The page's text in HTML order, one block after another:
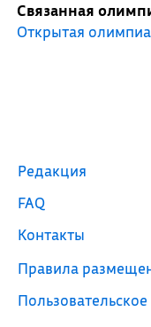
Связанная
Открытая
Редакция
FAQ
Контакты
Правила